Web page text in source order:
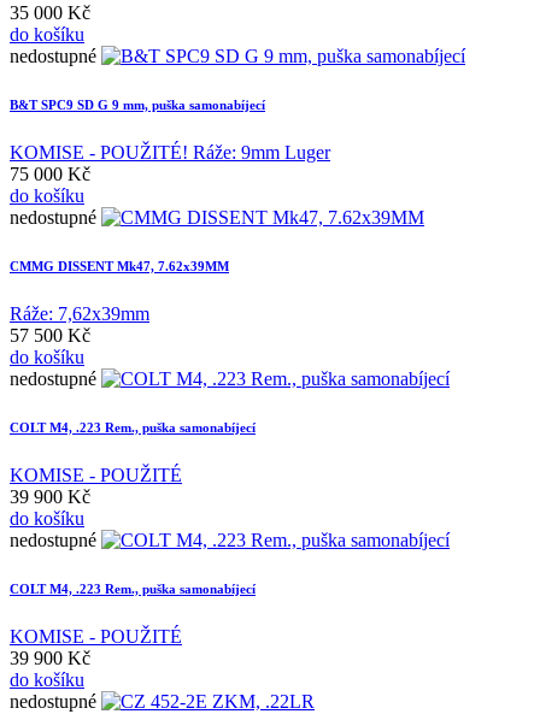
35 000 Kč
do košíku
nedostupné
B&T SPC9 SD G 9 mm, puška samonabíjecí
KOMISE - POUŽITÉ! Ráže: 9mm Luger
75 000 Kč
do košíku
nedostupné
CMMG DISSENT Mk47, 7.62x39MM
Ráže: 7,62x39mm
57 500 Kč
do košíku
nedostupné
COLT M4, .223 Rem., puška samonabíjecí
KOMISE - POUŽITÉ
39 900 Kč
do košíku
nedostupné
COLT M4, .223 Rem., puška samonabíjecí
KOMISE - POUŽITÉ
39 900 Kč
do košíku
nedostupné